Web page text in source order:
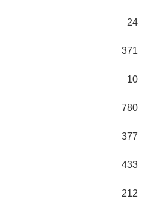
24
371
10
780
377
433
212